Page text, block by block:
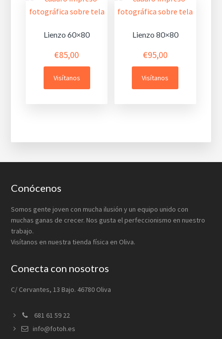
Lienzo 60×80
€85,00
Visítanos
Lienzo 80×80
€95,00
Visítanos
Footer
Conócenos
Somos gente joven con mucha ilusión y un equipo unido con
muchas ganas de crecer. Nos gusta el perfeccionismo en nuestro
trabajo.
Visítanos en nuestra tienda física en Oliva.
Conecta con nosotros
C/ Cervantes, 13 Bajo. 46780 Oliva
681 61 59 22
info@fotoh.es